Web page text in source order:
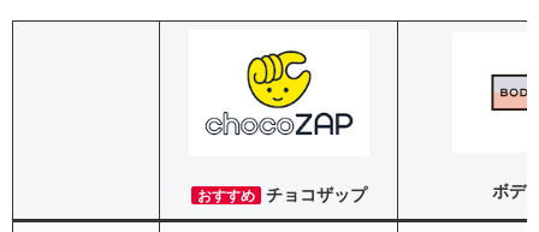
おすすめ チョコザップ ボデ